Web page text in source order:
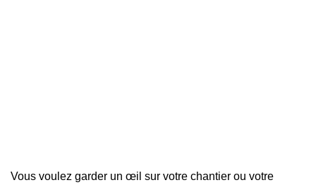
Vous voulez garder un œil sur votre chantier ou votre